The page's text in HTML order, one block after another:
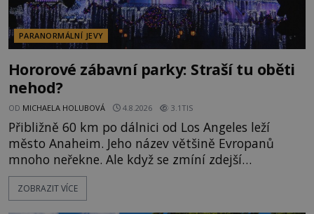
PARANORMÁLNÍ JEVY
Hororové zábavní parky: Straší tu oběti
nehod?
OD MICHAELA HOLUBOVÁ 4.8.2026 3.1TIS
Přibližně 60 km po dálnici od Los Angeles leží
město Anaheim. Jeho název většině Evropanů
mnoho neřekne. Ale když se zmíní zdejší
Disneyland, je hned jasno. Zábavní park vyroste na
poklidném místě bývalého sadu pomerančovníků.
ZOBRAZIT VÍCE